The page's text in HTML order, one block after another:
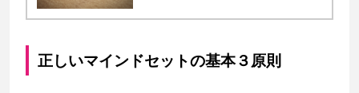
正しいマインドセットの基本３原則